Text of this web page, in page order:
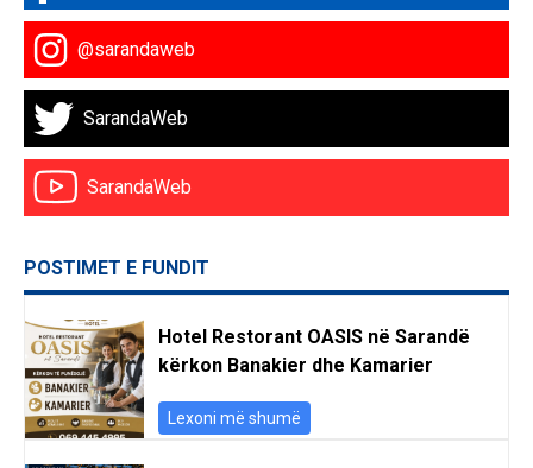
@sarandaweb
SarandaWeb
SarandaWeb
POSTIMET E FUNDIT
Hotel Restorant OASIS në Sarandë
kërkon Banakier dhe Kamarier
Lexoni më shumë